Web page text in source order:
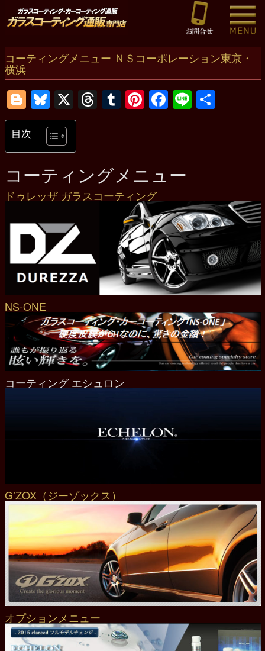
コーティングメニュー ＮＳコーポレーション東京・
横浜
Blogger
Bluesky
X Threads
Tumblr
Pinterest
Facebook
Line共
目次
コーティングメニュー
ドゥレッザ ガラスコーティング
NS‐ONE
コーティング エシュロン
G’ZOX（ジーゾックス）
オプションメニュー